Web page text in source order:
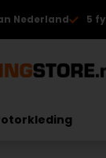
Nederland 5